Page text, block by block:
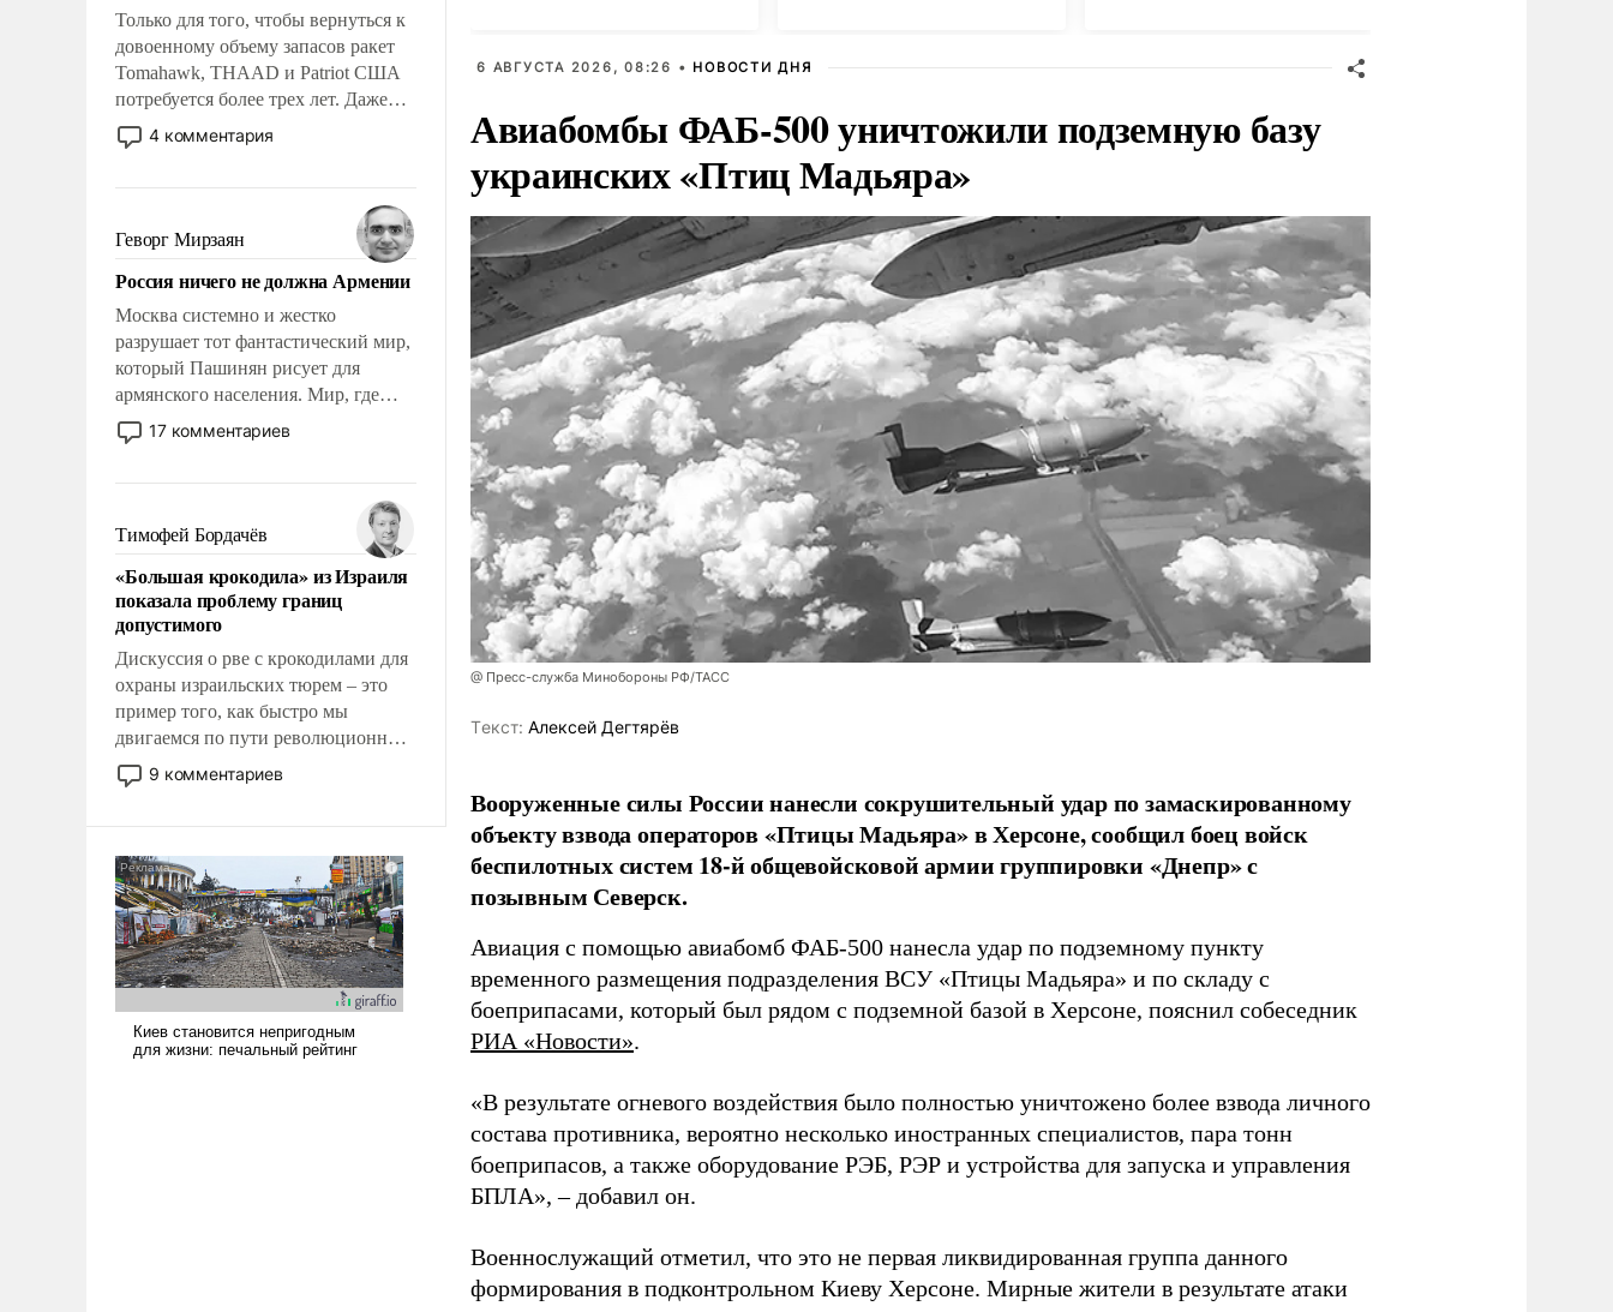
Только для того, чтобы вернуться к
довоенному объему запасов ракет
Tomahawk, THAAD и Patriot США
потребуется более трех лет. Даже
небольшая война с Ираном
опустошила американские
уязвимости США, например, перед
Китаем.
4 комментария
Геворг Мирзаян
Россия ничего не должна Армении
Москва системно и жестко
разрушает тот фантастический мир,
который Пашинян рисует для
армянского населения. Мир, где
политические прожекты будут
безусловно оплачиваться за счет
где Еревану за свои поступки не
нужно отвечать.
17 комментариев
Тимофей Бордачёв
«Большая крокодила» из Израиля
показала проблему границ
допустимого
Дискуссия о рве с крокодилами для
охраны израильских тюрем – это
пример того, как быстро мы
двигаемся по пути революционных
изменений. То, что несколько лет
назад было образом для
9 комментариев
6 АВГУСТА 2026, 08:26 • НОВОСТИ ДНЯ
Авиабомбы ФАБ-500 уничтожили подземную базу
украинских «Птиц Мадьяра»
@ Пресс-служба Минобороны РФ/ТАСС
Tекст: Алексей Дегтярёв
Вооруженные силы России нанесли сокрушительный удар по замаскированному
объекту взвода операторов «Птицы Мадьяра» в Херсоне, сообщил боец войск
беспилотных систем 18-й общевойсковой армии группировки «Днепр» с
позывным Северск.
Авиация с помощью авиабомб ФАБ-500 нанесла удар по подземному пункту
временного размещения подразделения ВСУ «Птицы Мадьяра» и по складу с
боеприпасами, который был рядом с подземной базой в Херсоне, пояснил собеседник
РИА «Новости».
«В результате огневого воздействия было полностью уничтожено более взвода личного
состава противника, вероятно несколько иностранных специалистов, пара тонн
боеприпасов, а также оборудование РЭБ, РЭР и устройства для запуска и управления
БПЛА», – добавил он.
Военнослужащий отметил, что это не первая ликвидированная группа данного
формирования в подконтрольном Киеву Херсоне. Мирные жители в результате атаки